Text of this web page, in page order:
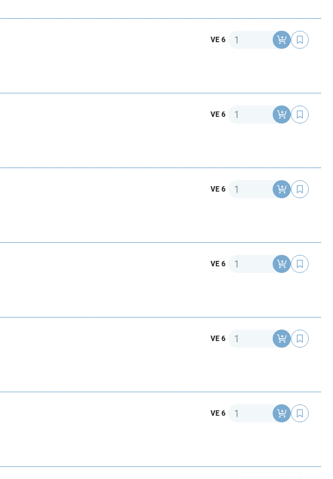
VE 6 Anzahl
VE 6 Anzahl
VE 6 Anzahl
VE 6 Anzahl
VE 6 Anzahl
VE 6 Anzahl